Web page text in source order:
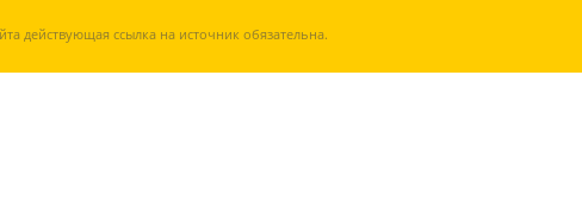
действующая ссылка на источник обязательна.